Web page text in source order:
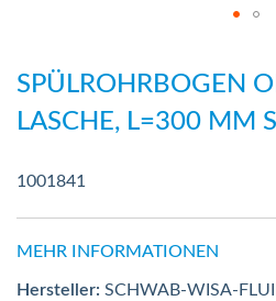
SPÜLROHRBOGEN
LASCHE, L=300 MM
1001841
MEHR INFORMATIONEN
Hersteller: SCHWAB-WISA-
Anfang
Bildergalerie